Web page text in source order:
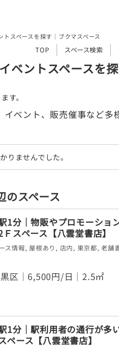
TOP スペース検索
トスペースを探す｜ブクマスペース
ベントスペースを
す。
ベント、販売催事など多
りませんでした。
のスペース
1分｜物販やプロモーショ
スペース【八雲堂書店】
ス情報, 屋根あり , 店内, 東京都,老舗
区｜6,500円/日｜2.5㎡
1分｜駅利用者の通行が多
ペース【八雲堂書店】